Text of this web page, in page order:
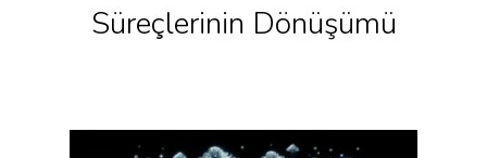
Süreçlerinin Dönüşümü